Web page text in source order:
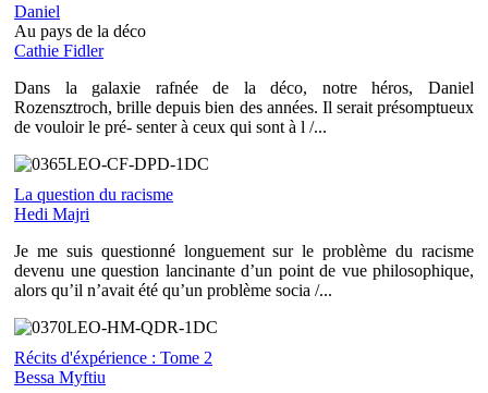
Daniel
Au pays de la déco
Cathie Fidler
Dans la galaxie rafnée de la déco, notre héros, Daniel
Rozensztroch, brille depuis bien des années. Il serait présomptueux
de vouloir le pré- senter à ceux qui sont à l /...
La question du racisme
Hedi Majri
Je me suis questionné longuement sur le problème du racisme
devenu une question lancinante d’un point de vue philosophique,
alors qu’il n’avait été qu’un problème socia /...
Récits d'éxpérience : Tome 2
Bessa Myftiu